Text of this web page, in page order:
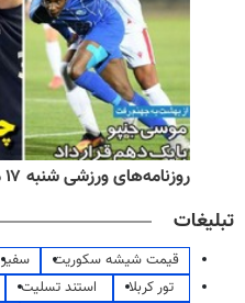
روزنامه‌های ورزشی شنبه ۱۷ مرداد ۱۴۰۵
تبلیغات
قیمت شیشه سکوریت سفیر
تور کربلا
استند تسلیت